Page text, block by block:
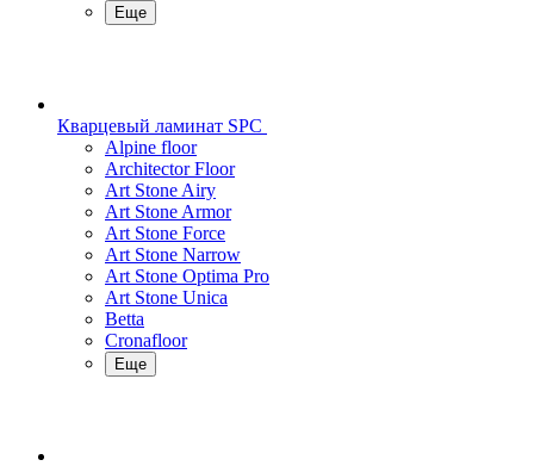
Еще
Кварцевый ламинат SPC
Alpine floor
Architector Floor
Art Stone Airy
Art Stone Armor
Art Stone Force
Art Stone Narrow
Art Stone Optima Pro
Art Stone Unica
Betta
Cronafloor
Еще